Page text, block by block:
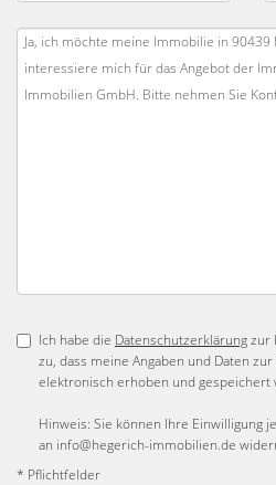
Ich habe die Datenschutzerklärungzur
zu, dass meine Angaben und Daten
elektronisch erhoben und gespeichert
Hinweis: Sie können Ihre Einwilligung
an info@hegerich-immobilien.de
* Pflichtfelder